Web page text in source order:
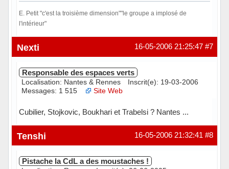
E. Petit "c'est la troisième dimension""le groupe a implosé de
l'intérieur"
Hors ligne #7
16-05-2006 21:25:47
Nexti
Responsable des espaces verts
Localisation: Nantes & Rennes
Inscrit(e): 19-03-2006
Messages: 1 515
Site Web
Cubilier, Stojkovic, Boukhari et Trabelsi ? Nantes ...
Hors ligne #8
16-05-2006 21:32:41
Tenshi
Pistache la CdL a des moustaches !